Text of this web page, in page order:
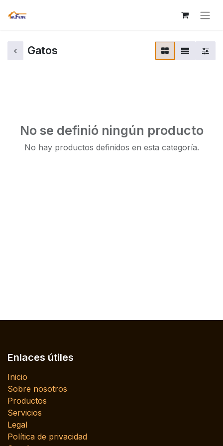
Gatos
No se definió ningún producto
No hay productos definidos en esta categoría.
Enlaces útiles
Inicio
Sobre nosotros
Productos
Servicios
Legal
Política de privacidad